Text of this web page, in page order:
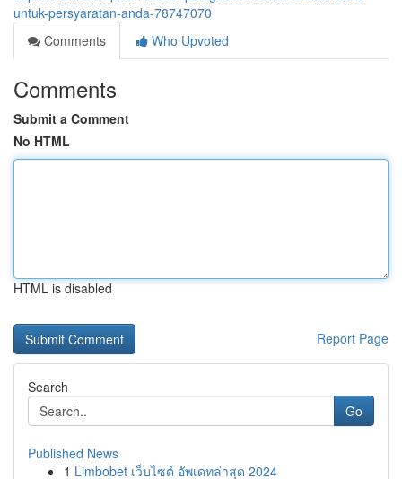
untuk-persyaratan-anda-78747070
Comments
Who Upvoted
Comments
Submit a Comment
No HTML
HTML is disabled
Report Page
Search
Go
Published News
1 Limbobet เว็บไซต์ อัพเดทล่าสุด 2024